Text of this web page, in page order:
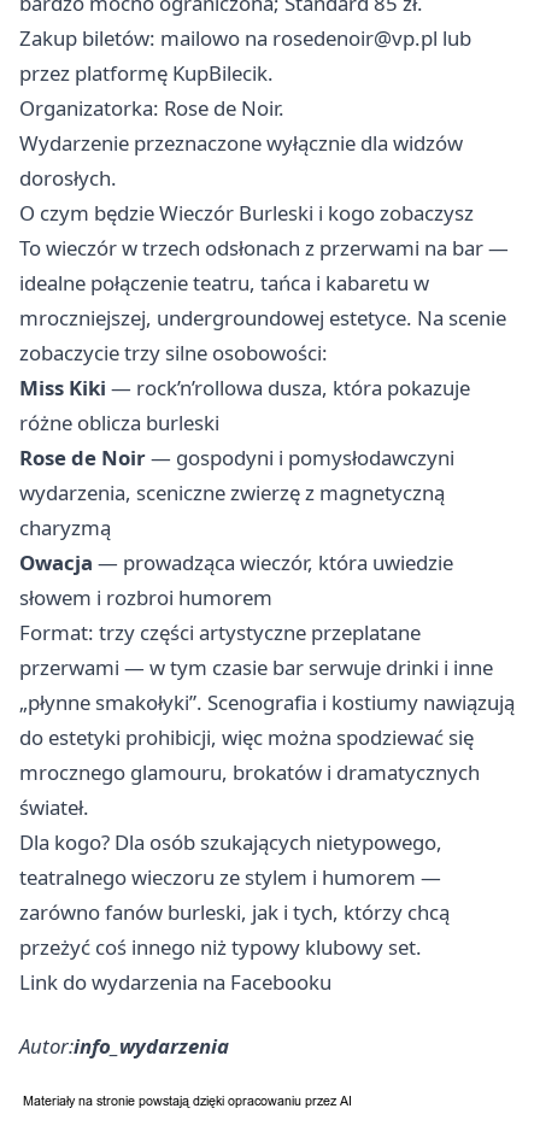
Zakup biletów: mailowo na rosedenoir@vp.pl lub
przez platformę KupBilecik.
Organizatorka: Rose de Noir.
Wydarzenie przeznaczone wyłącznie dla widzów
dorosłych.
O czym będzie Wieczór Burleski i kogo zobaczysz
To wieczór w trzech odsłonach z przerwami na bar —
idealne połączenie teatru, tańca i kabaretu w
mroczniejszej, undergroundowej estetyce. Na scenie
zobaczycie trzy silne osobowości:
Miss Kiki — rock’n’rollowa dusza, która pokazuje
różne oblicza burleski
Rose de Noir— gospodyni i pomysłodawczyni
wydarzenia, sceniczne zwierzę z magnetyczną
charyzmą
Owacja — prowadząca wieczór, która uwiedzie
słowem i rozbroi humorem
Format: trzy części artystyczne przeplatane
przerwami — w tym czasie bar serwuje drinki i inne
„płynne smakołyki”. Scenografia i kostiumy nawiązują
do estetyki prohibicji, więc można spodziewać się
mrocznego glamouru, brokatów i dramatycznych
świateł.
Dla kogo? Dla osób szukających nietypowego,
teatralnego wieczoru ze stylem i humorem —
zarówno fanów burleski, jak i tych, którzy chcą
przeżyć coś innego niż typowy klubowy set.
Link do wydarzenia na Facebooku
Autor:info_wydarzenia